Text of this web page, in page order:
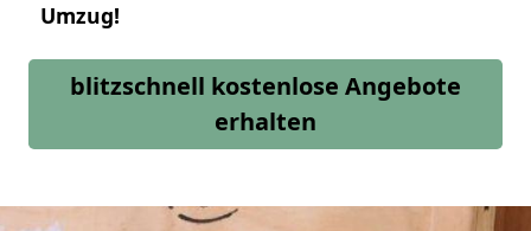
Umzug!
blitzschnell kostenlose Angebote
erhalten